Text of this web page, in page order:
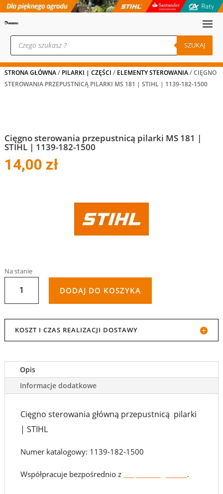
Wyszukiwarka
produktów SZUKAJ
STRONA GŁÓWNA/ PILARKI | CZĘŚCI / ELEMENTY STEROWANIA/ CIĘGNO
STEROWANIA PRZEPUSTNICĄ PILARKI MS 181 | STIHL | 1139-182-1500
Cięgno sterowania przepustnicą pilarki MS 181 |
STIHL | 1139-182-1500
14,00 zł
Na stanie
ILOŚĆ
CIĘGNO
STEROWANIA
PRZEPUSTNICĄ
PILARKI
MS
181
STIHL
1139-
DODAJ DO KOSZYKA
KOSZT I CZAS REALIZACJI DOSTAWY
Opis
Informacje dodatkowe
Cięgno sterowania główną przepustnicą pilarki
| STIHL
Numer katalogowy: 1139-182-1500
Współpracuje bezpośrednio z .